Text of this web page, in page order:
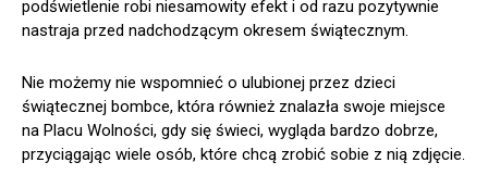
podświetlenie robi niesamowity efekt i od razu pozytywnie
nastraja przed nadchodzącym okresem świątecznym.
Nie możemy nie wspomnieć o ulubionej przez dzieci
świątecznej bombce, która również znalazła swoje miejsce
na Placu Wolności, gdy się świeci, wygląda bardzo dobrze,
przyciągając wiele osób, które chcą zrobić sobie z nią zdjęcie.